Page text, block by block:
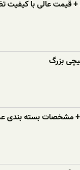
+ قیمت عالی با کیفیت
بزرگ
مشخصات بسته بندی